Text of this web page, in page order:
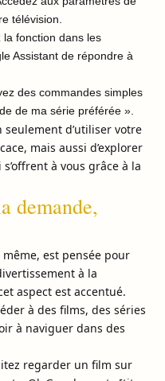
télévision.
la fonction dans les
Assistant de répondre à
des commandes simples
de ma série préférée ».
d’utiliser votre
mais aussi d’explorer
à vous grâce à la
demande,
est pensée pour
à la
aspect est accentué.
à des films, des séries
à naviguer dans des
regarder un film sur